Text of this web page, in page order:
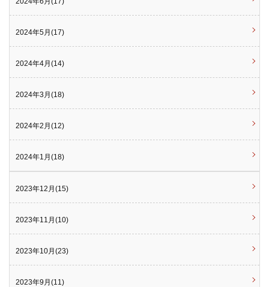
2024年5月(17)
2024年4月(14)
2024年3月(18)
2024年2月(12)
2024年1月(18)
2023年12月(15)
2023年11月(10)
2023年10月(23)
2023年9月(11)